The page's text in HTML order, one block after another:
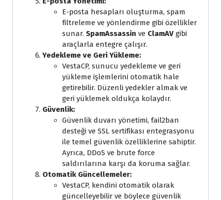
E-posta hesapları oluşturma, spam
filtreleme ve yönlendirme gibi özellikler
sunar. SpamAssassin ve ClamAV gibi
araçlarla entegre çalışır.
Yedekleme ve Geri Yükleme:
VestaCP, sunucu yedekleme ve geri
yükleme işlemlerini otomatik hale
getirebilir. Düzenli yedekler almak ve
geri yüklemek oldukça kolaydır.
Güvenlik:
Güvenlik duvarı yönetimi, fail2ban
desteği ve SSL sertifikası entegrasyonu
ile temel güvenlik özelliklerine sahiptir.
Ayrıca, DDoS ve brute force
saldırılarına karşı da koruma sağlar.
Otomatik Güncellemeler:
VestaCP, kendini otomatik olarak
güncelleyebilir ve böylece güvenlik